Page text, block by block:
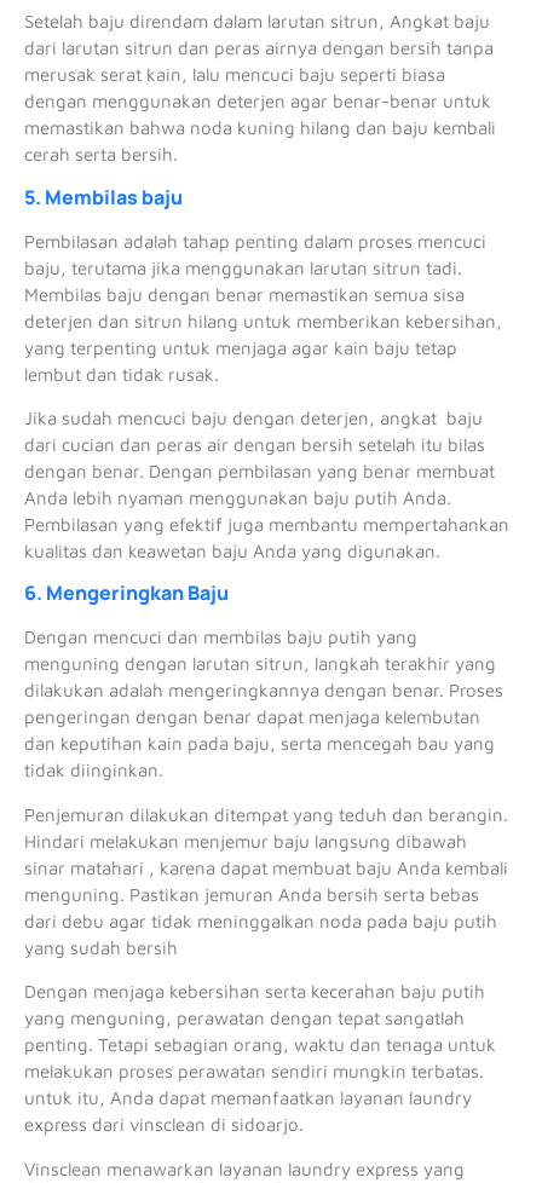
Setelah baju direndam dalam larutan sitrun, Angkat baju
dari larutan sitrun dan peras airnya dengan bersih tanpa
merusak serat kain, lalu mencuci baju seperti biasa
dengan menggunakan deterjen agar benar-benar untuk
memastikan bahwa noda kuning hilang dan baju kembali
cerah serta bersih.
5. Membilas baju
Pembilasan adalah tahap penting dalam proses mencuci
baju, terutama jika menggunakan larutan sitrun tadi.
Membilas baju dengan benar memastikan semua sisa
deterjen dan sitrun hilang untuk memberikan kebersihan,
yang terpenting untuk menjaga agar kain baju tetap
lembut dan tidak rusak.
Jika sudah mencuci baju dengan deterjen, angkat baju
dari cucian dan peras air dengan bersih setelah itu bilas
dengan benar. Dengan pembilasan yang benar membuat
Anda lebih nyaman menggunakan baju putih Anda.
Pembilasan yang efektif juga membantu mempertahankan
kualitas dan keawetan baju Anda yang digunakan.
6. Mengeringkan Baju
Dengan mencuci dan membilas baju putih yang
menguning dengan larutan sitrun, langkah terakhir yang
dilakukan adalah mengeringkannya dengan benar. Proses
pengeringan dengan benar dapat menjaga kelembutan
dan keputihan kain pada baju, serta mencegah bau yang
tidak diinginkan.
Penjemuran dilakukan ditempat yang teduh dan berangin.
Hindari melakukan menjemur baju langsung dibawah
sinar matahari , karena dapat membuat baju Anda kembali
menguning. Pastikan jemuran Anda bersih serta bebas
dari debu agar tidak meninggalkan noda pada baju putih
yang sudah bersih
Dengan menjaga kebersihan serta kecerahan baju putih
yang menguning, perawatan dengan tepat sangatlah
penting. Tetapi sebagian orang, waktu dan tenaga untuk
melakukan proses perawatan sendiri mungkin terbatas.
untuk itu, Anda dapat memanfaatkan layanan laundry
express dari vinsclean di sidoarjo.
Vinsclean menawarkan layanan laundry express yang